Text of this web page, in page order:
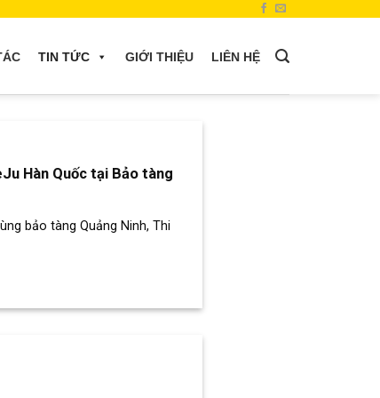
TIN TỨC GIỚI THIỆU LIÊN HỆ
Hàn Quốc tại Bảo tàng
bảo tàng Quảng Ninh, Thi